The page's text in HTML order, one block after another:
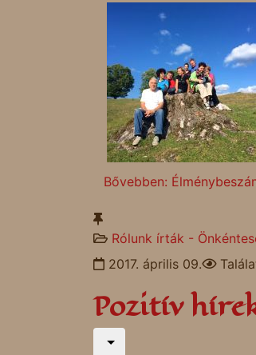
Bővebben:
Rólunk írták -
2017. április 09.
Pozitív